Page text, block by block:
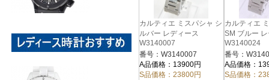
カルティエ ミスパシャ シ
ルバー レディース
W3140007
番号：W3140007
A品価格：13900円
S品価格：23800円
カルティエ
SM ブルー
W3140024
番号：
A品価格：
S品価格：